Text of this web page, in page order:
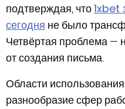
подтверждая, что1xbet
сегодня не было
Четвёртая проблема —
от создания письма.
Области
разнообразие сфер